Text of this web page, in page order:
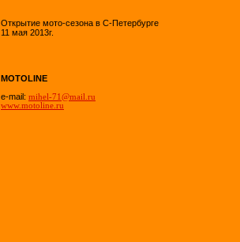
Открытие мото-сезона в С-Петербурге
11 мая 2013г.
MOTOLINE
e-mail: mihel-71@mail.ru
www.motoline.ru